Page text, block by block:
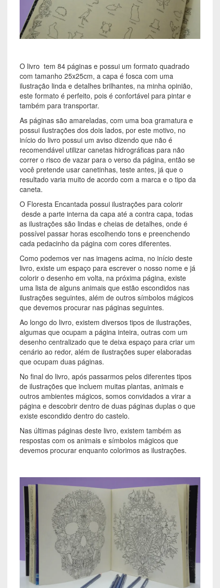
O livro tem 84 páginas e possui um formato quadrado
com tamanho 25x25cm, a capa é fosca com uma
ilustração linda e detalhes brilhantes, na minha opinião,
este formato é perfeito, pois é confortável para pintar e
também para transportar.
As páginas são amareladas, com uma boa gramatura e
possui ilustrações dos dois lados, por este motivo, no
início do livro possui um aviso dizendo que não é
recomendável utilizar canetas hidrográficas para não
correr o risco de vazar para o verso da página, então se
você pretende usar canetinhas, teste antes, já que o
resultado varia muito de acordo com a marca e o tipo da
caneta.
O Floresta Encantada possui ilustrações para colorir
desde a parte interna da capa até a contra capa, todas
as ilustrações são lindas e cheias de detalhes, onde é
possível passar horas escolhendo tons e preenchendo
cada pedacinho da página com cores diferentes.
Como podemos ver nas imagens acima, no início deste
livro, existe um espaço para escrever o nosso nome e já
colorir o desenho em volta, na próxima página, existe
uma lista de alguns animais que estão escondidos nas
ilustrações seguintes, além de outros símbolos mágicos
que devemos procurar nas páginas seguintes.
Ao longo do livro, existem diversos tipos de ilustrações,
algumas que ocupam a página inteira, outras com um
desenho centralizado que te deixa espaço para criar um
cenário ao redor, além de ilustrações super elaboradas
que ocupam duas páginas.
No final do livro, após passarmos pelos diferentes tipos
de ilustrações que incluem muitas plantas, animais e
outros ambientes mágicos, somos convidados a virar a
página e descobrir dentro de duas páginas duplas o que
existe escondido dentro do castelo.
Nas últimas páginas deste livro, existem também as
respostas com os animais e símbolos mágicos que
devemos procurar enquanto colorimos as ilustrações.